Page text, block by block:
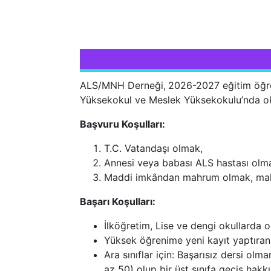
ALS/MNH Derneği, 2026-2027 eğitim
Yüksekokul ve Meslek Yüksekokulu’nda
Başvuru Koşulları:
T.C. Vatandaşı olmak,
Annesi veya babası ALS hastası
Maddi imkândan mahrum olmak,
Başarı Koşulları:
İlköğretim, Lise ve dengi okullarda
Yüksek öğrenime yeni kayıt
Ara sınıflar için: Başarısız dersi